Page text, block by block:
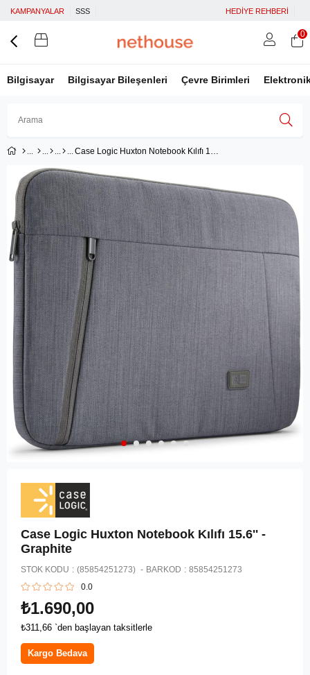
KAMPANYALAR SSS HEDİYE REHBERİ
Bilgisayar Bilgisayar Bileşenleri Çevre Birimleri
Google İle Bağlan
0
Case Logic Huxton Notebook Kılıfı 15.6'' - Graphite
Case Logic Huxton Notebook Kılıfı 15.6'' -
Graphite
STOK KODU (85854251273) BARKOD : 85854251273
0.0
₺1.690,00
₺311,66 `den başlayan taksitlerle
Kargo Bedava